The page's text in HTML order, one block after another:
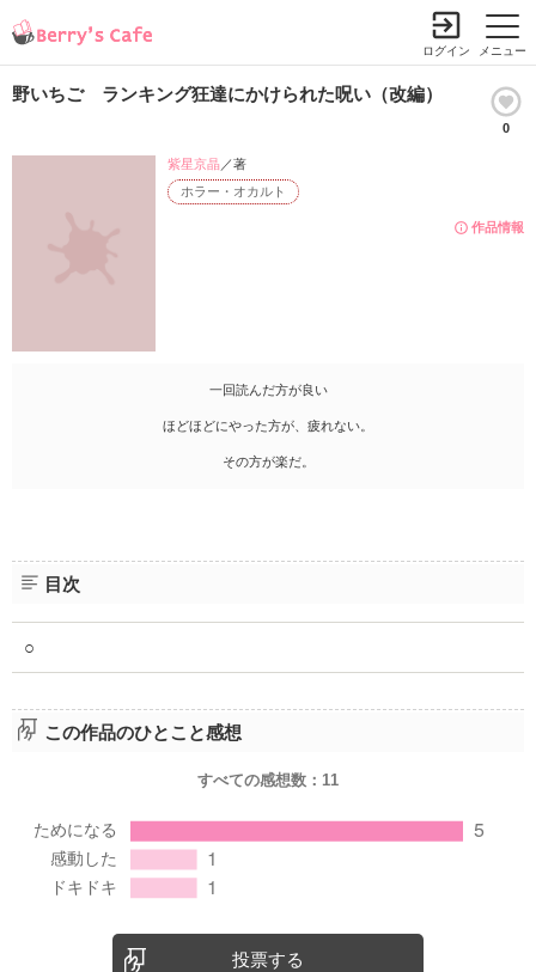
メニュー
ログイン
野いちご ランキング狂達にかけられた呪い（改編）
0
作品情報
ホラー・オカルト
紫星京晶／著
一回読んだ方が良い
ほどほどにやった方が、疲れない。
その方が楽だ。
目次
○
この作品のひとこと感想
すべての感想数： 11
投票する